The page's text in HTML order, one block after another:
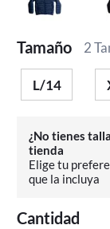
Tamaño 2
L/14
¿No tienes
tienda
Elige tu
que la incluya
Cantidad